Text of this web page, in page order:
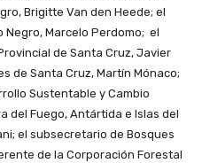
Brigitte Van den Heede; el
Negro, Marcelo Perdomo; el
de Santa Cruz, Javier
de Santa Cruz, Martín Mónaco;
Sustentable y Cambio
del Fuego, Antártida e Islas del
el subsecretario de Bosques
de la Corporación Forestal